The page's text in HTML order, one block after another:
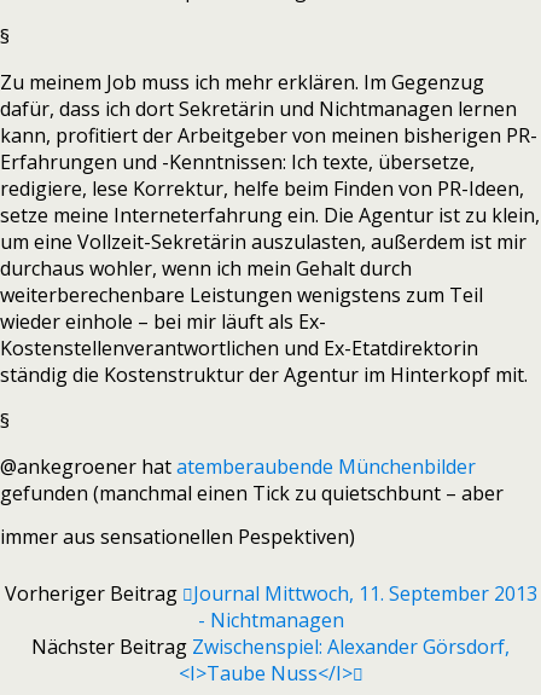
§
Zu meinem Job muss ich mehr erklären. Im Gegenzug
dafür, dass ich dort Sekretärin und Nichtmanagen lernen
kann, profitiert der Arbeitgeber von meinen bisherigen PR-
Erfahrungen und -Kenntnissen: Ich texte, übersetze,
redigiere, lese Korrektur, helfe beim Finden von PR-Ideen,
setze meine Interneterfahrung ein. Die Agentur ist zu klein,
um eine Vollzeit-Sekretärin auszulasten, außerdem ist mir
durchaus wohler, wenn ich mein Gehalt durch
weiterberechenbare Leistungen wenigstens zum Teil
wieder einhole – bei mir läuft als Ex-
Kostenstellenverantwortlichen und Ex-Etatdirektorin
ständig die Kostenstruktur der Agentur im Hinterkopf mit.
§
@ankegroener hatatemberaubende Münchenbilder
gefunden (manchmal einen Tick zu quietschbunt – aber
immer aus sensationellen Pespektiven)
Vorheriger Beitrag
Journal Mittwoch, 11. September 2013
- Nichtmanagen
Nächster Beitrag Zwischenspiel: Alexander Görsdorf,
<i>Taube Nuss</i>